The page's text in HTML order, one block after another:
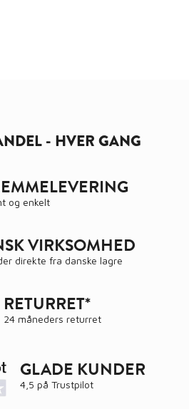
- HVER GANG
og enkelt
VIRKSOMHED
direkte fra danske lagre
RETURRET*
24 måneders returret
GLADE KUNDER
4,5 på Trustpilot